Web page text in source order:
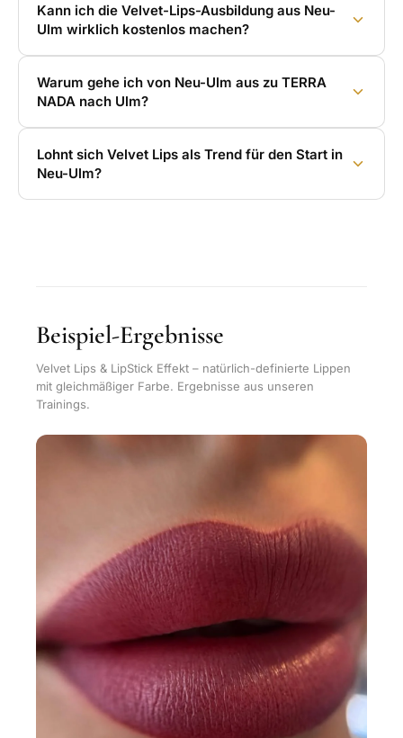
Kann ich die Velvet-Lips-Ausbildung aus Neu-
Ulm wirklich kostenlos machen?
Warum gehe ich von Neu-Ulm aus zu TERRA
NADA nach Ulm?
Lohnt sich Velvet Lips als Trend für den Start in
Neu-Ulm?
Beispiel-Ergebnisse
Velvet Lips & LipStick Effekt – natürlich-definierte Lippen
mit gleichmäßiger Farbe. Ergebnisse aus unseren
Trainings.